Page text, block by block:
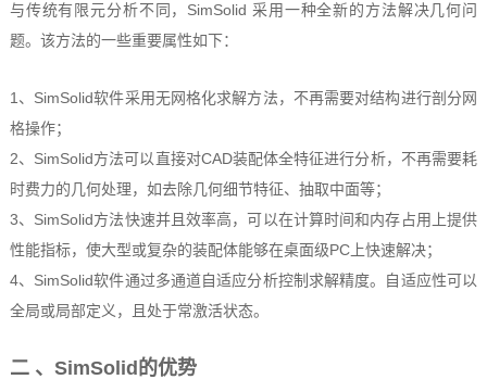
与传统有限元分析不同，SimSolid 采用一种全新的方法解决几何问
题。该方法的一些重要属性如下：
1、 SimSolid软件采用无网格化求解方法，不再需要对结构进行剖分网
格操作；
2、 SimSolid方法可以直接对CAD装配体全特征进行分析，不再需要耗
时费力的几何处理，如去除几何细节特征、抽取中面等；
3、SimSolid方法快速并且效率高，可以在计算时间和内存占用上提供
性能指标，使大型或复杂的装配体能够在桌面级PC上快速解决；
4、SimSolid软件通过多通道自适应分析控制求解精度。自适应性可以
全局或局部定义，且处于常激活状态。
二 、SimSolid的优势